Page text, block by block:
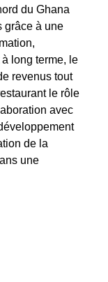
du Ghana
grâce à une
à long terme, le
revenus tout
le rôle
avec
de la
une